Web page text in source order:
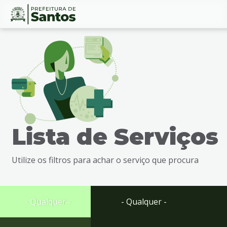
Ir
busca
Ir
rodapé
Conteúdo
Lista de Serviços
Utilize os filtros para achar o serviço que procura
- Qualquer - - Qualquer -